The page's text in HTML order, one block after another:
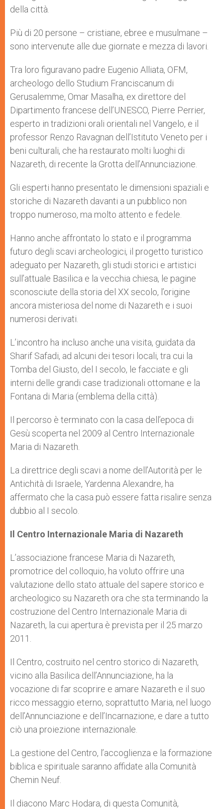
della città.
Più di 20 persone – cristiane, ebree e musulmane –
sono intervenute alle due giornate e mezza di lavori.
Tra loro figuravano padre Eugenio Alliata, OFM,
archeologo dello Studium Franciscanum di
Gerusalemme, Omar Masalha, ex direttore del
Dipartimento francese dell’UNESCO, Pierre Perrier,
esperto in tradizioni orali orientali nel Vangelo, e il
professor Renzo Ravagnan dell’Istituto Veneto per i
beni culturali, che ha restaurato molti luoghi di
Nazareth, di recente la Grotta dell’Annunciazione.
Gli esperti hanno presentato le dimensioni spaziali e
storiche di Nazareth davanti a un pubblico non
troppo numeroso, ma molto attento e fedele.
Hanno anche affrontato lo stato e il programma
futuro degli scavi archeologici, il progetto turistico
adeguato per Nazareth, gli studi storici e artistici
sull’attuale Basilica e la vecchia chiesa, le pagine
sconosciute della storia del XX secolo, l’origine
ancora misteriosa del nome di Nazareth e i suoi
numerosi derivati.
L’incontro ha incluso anche una visita, guidata da
Sharif Safadi, ad alcuni dei tesori locali, tra cui la
Tomba del Giusto, del I secolo, le facciate e gli
interni delle grandi case tradizionali ottomane e la
Fontana di Maria (emblema della città).
Il percorso è terminato con la casa dell’epoca di
Gesù scoperta nel 2009 al Centro Internazionale
Maria di Nazareth.
La direttrice degli scavi a nome dell’Autorità per le
Antichità di Israele, Yardenna Alexandre, ha
affermato che la casa può essere fatta risalire senza
dubbio al I secolo.
Il Centro Internazionale Maria di Nazareth
L’associazione francese Maria di Nazareth,
promotrice del colloquio, ha voluto offrire una
valutazione dello stato attuale del sapere storico e
archeologico su Nazareth ora che sta terminando la
costruzione del Centro Internazionale Maria di
Nazareth, la cui apertura è prevista per il 25 marzo
2011.
Il Centro, costruito nel centro storico di Nazareth,
vicino alla Basilica dell’Annunciazione, ha la
vocazione di far scoprire e amare Nazareth e il suo
ricco messaggio eterno, soprattutto Maria, nel luogo
dell’Annunciazione e dell’Incarnazione, e dare a tutto
ciò una proiezione internazionale.
La gestione del Centro, l’accoglienza e la formazione
biblica e spirituale saranno affidate alla Comunità
Chemin Neuf.
Il diacono Marc Hodara, di questa Comunità,